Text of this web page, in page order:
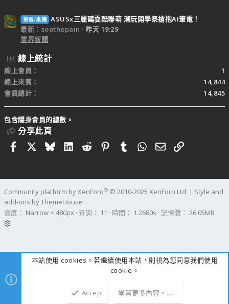
筆電/桌機 ASUSx三麗鷗耍酷聯萌 潮玩開學祭搶抱AI筆電！
最新：soothepain
昨天 19:29
業界新聞
線上統計
線上會員
1
線上來賓
14,844
會員總計
14,845
包含隱身會員的總數。
分享此頁
FacebookBlueskyLinkedIn
RedditPinterestTumblrWhatsApp
電子郵件
連結
Community platform by XenForo® © 2010-2025 XenForo Ltd. | Style and
add-ons by ThemeHouse
寬度
查詢 11 時間 1.2680s 記憶體 26.05MB
本站使用 cookies。若繼續使用本站，則視為您同意我們使用
cookie。
Accept 學習更多內容。……